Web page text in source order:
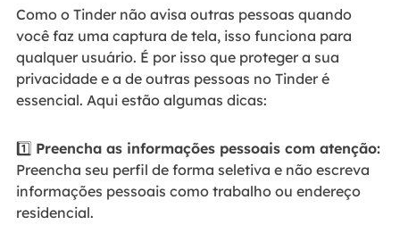
Como o Tinder não avisa outras pessoas quando
você faz uma captura de tela, isso funciona para
qualquer usuário. É por isso que proteger a sua
privacidade e a de outras pessoas no Tinder é
essencial. Aqui estão algumas dicas:
1️⃣ Preencha as informações pessoais com atenção:
Preencha seu perfil de forma seletiva e não escreva
informações pessoais como trabalho ou endereço
residencial.